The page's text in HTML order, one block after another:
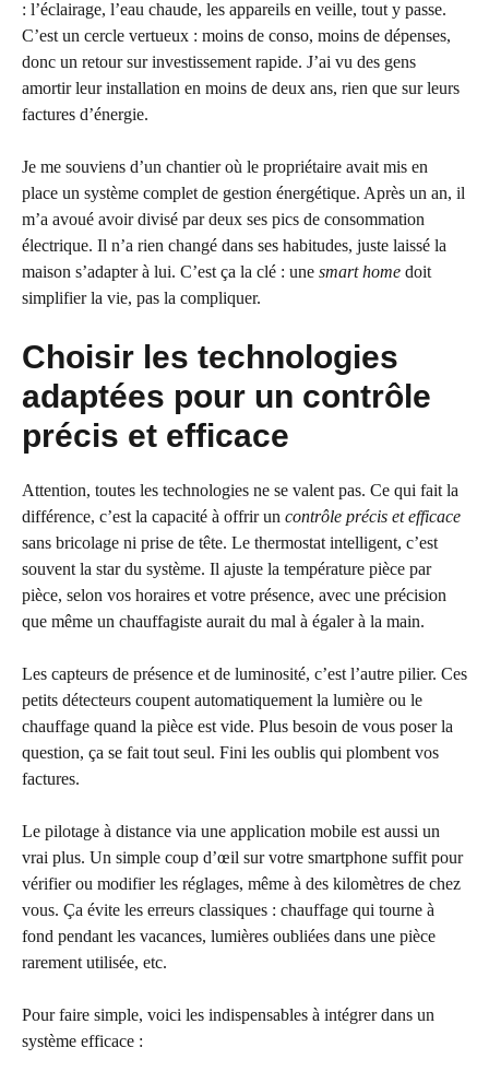
: l’éclairage, l’eau chaude, les appareils en veille, tout y passe.
C’est un cercle vertueux : moins de conso, moins de dépenses,
donc un retour sur investissement rapide. J’ai vu des gens
amortir leur installation en moins de deux ans, rien que sur leurs
factures d’énergie.
Je me souviens d’un chantier où le propriétaire avait mis en
place un système complet de gestion énergétique. Après un an, il
m’a avoué avoir divisé par deux ses pics de consommation
électrique. Il n’a rien changé dans ses habitudes, juste laissé la
maison s’adapter à lui. C’est ça la clé : une smart home doit
simplifier la vie, pas la compliquer.
Choisir les technologies
adaptées pour un contrôle
précis et efficace
Attention, toutes les technologies ne se valent pas. Ce qui fait la
différence, c’est la capacité à offrir un contrôle précis et efficace
sans bricolage ni prise de tête. Le thermostat intelligent, c’est
souvent la star du système. Il ajuste la température pièce par
pièce, selon vos horaires et votre présence, avec une précision
que même un chauffagiste aurait du mal à égaler à la main.
Les capteurs de présence et de luminosité, c’est l’autre pilier. Ces
petits détecteurs coupent automatiquement la lumière ou le
chauffage quand la pièce est vide. Plus besoin de vous poser la
question, ça se fait tout seul. Fini les oublis qui plombent vos
factures.
Le pilotage à distance via une application mobile est aussi un
vrai plus. Un simple coup d’œil sur votre smartphone suffit pour
vérifier ou modifier les réglages, même à des kilomètres de chez
vous. Ça évite les erreurs classiques : chauffage qui tourne à
fond pendant les vacances, lumières oubliées dans une pièce
rarement utilisée, etc.
Pour faire simple, voici les indispensables à intégrer dans un
système efficace :